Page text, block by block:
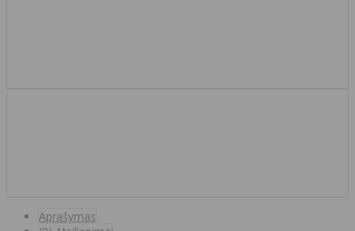
Aprašymas